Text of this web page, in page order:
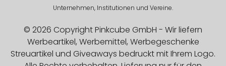
Unternehmen, Institutionen und Vereine.
© 2026 Copyright Pinkcube GmbH - Wir liefern
Werbeartikel, Werbemittel, Werbegeschenke
Streuartikel und Giveaways bedruckt mit Ihrem Logo.